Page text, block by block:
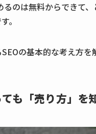
のは無料からできて
。
の基本的な考え方を
ても「売り方」